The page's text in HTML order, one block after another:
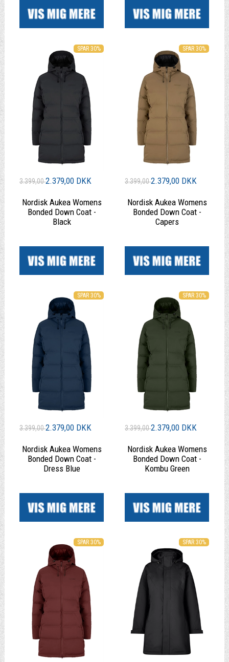
SPAR 30%
3.399,002.379,00 DKK
Nordisk Aukea Womens
Bonded Down Coat -
Black
SPAR 30%
3.399,002.379,00 DKK
Nordisk Aukea Womens
Bonded Down Coat -
Capers
SPAR 30%
3.399,002.379,00 DKK
Nordisk Aukea Womens
Bonded Down Coat -
Dress Blue
SPAR 30%
3.399,002.379,00 DKK
Nordisk Aukea Womens
Bonded Down Coat -
Kombu Green
SPAR 30% SPAR 30%